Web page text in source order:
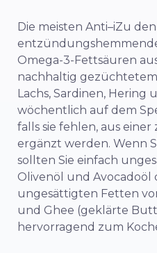
Die meisten Anti–iZu den
Omega-3-Fettsäuren
nachhaltig
Lachs, Sardinen, Hering
wöchentlich auf dem
falls sie fehlen, aus
ergänzt werden. Wenn
sollten Sie einfach
Olivenöl und Avocadoöl
ungesättigten Fetten
und Ghee (geklärte
hervorragend zum